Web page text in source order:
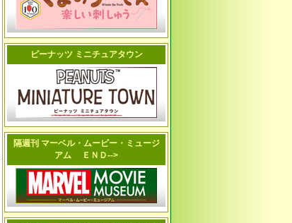
ピーナッツ ミニチュアタウン
隔週刊 マーベル・ムービー・ミュージ
アム ＥＮＤ-->